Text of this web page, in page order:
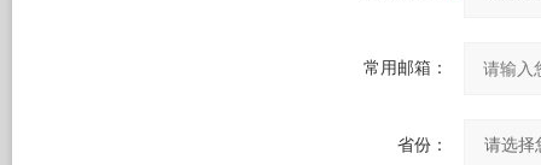
常用邮箱：
省份：